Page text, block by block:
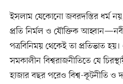
ইসলাম যেকোনো জবরদস্তির ধর্ম
প্রতি নির্মল ও যৌক্তিক
পত্রবিনিময় থেকেই তা প্রতিভাত
সমকালীন বিশ্বরাজনীতিতে যে
হাজার বছর পরেও বিশ্ব-কূটনীতি ও